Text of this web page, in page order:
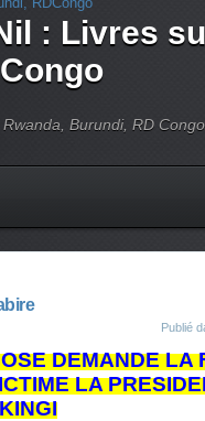
: Livres
Burundi, RD Congo
Publié
DEMANDE LA
LA